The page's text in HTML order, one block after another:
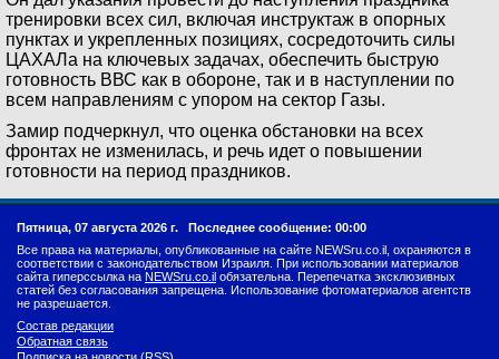
тренировки всех сил, включая инструктаж в опорных
пунктах и укрепленных позициях, сосредоточить силы
ЦАХАЛа на ключевых задачах, обеспечить быструю
готовность ВВС как в обороне, так и в наступлении по
всем направлениям с упором на сектор Газы.
Замир подчеркнул, что оценка обстановки на всех
фронтах не изменилась, и речь идет о повышении
готовности на период праздников.
Пятница, 07 августа 2026 г. Последнее сообщение: 00:00
Все права на материалы, опубликованные на сайте NEWSru.co.il, охраняются в
соответствии с законодательством Израиля. При использовании материалов
сайта гиперссылка на NEWSru.co.il обязательна. Перепечатка эксклюзивных
статей без согласования запрещена. Использование фотоматериалов агентств
не разрешается.
Состав редакции
Обратная связь